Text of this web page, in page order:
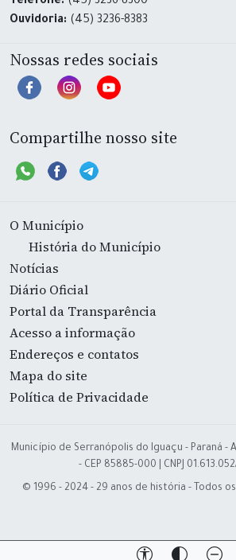
Ouvidoria: (45) 3236-8383
Nossas redes sociais
Compartilhe nosso site
O Município
História do Município
Notícias
Diário Oficial
Portal da Transparência
Acesso a informação
Endereços e contatos
Mapa do site
Política de Privacidade
Município de Serranópolis do Iguaçu - Paraná -
- CEP 85885-000 | CNPJ
© 1996 - 2024 - 29 anos de história - Todos